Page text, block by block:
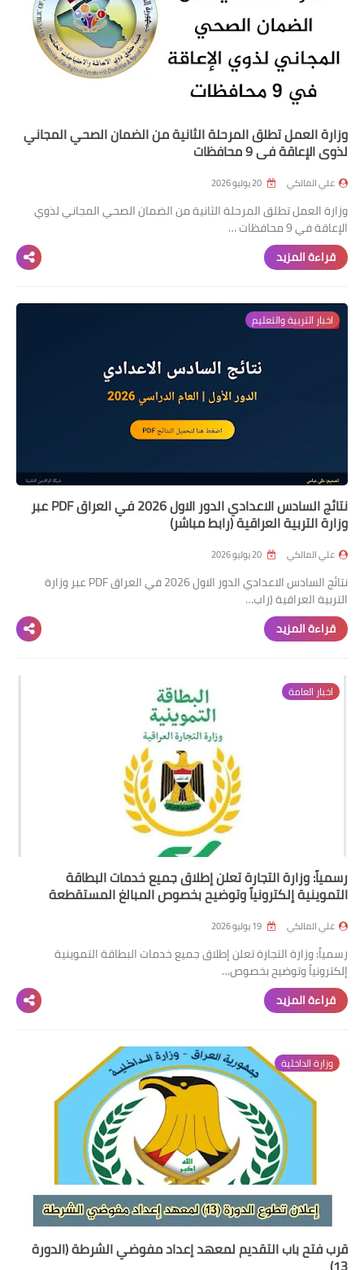
وزارة العمل تطلق المرحلة الثانية من الضمان الصحي المجاني
لذوي الإعاقة في 9 محافظات
علي المالكي
وزارة العمل تطلق المرحلة الثانية من الضمان الصحي المجاني لذوي
الإعاقة في 9 محافظات …
قراءة المزيد
اخبار التربية والتعليم
نتائج السادس الاعدادي الدور الاول 2026 في العراق PDF عبر
وزارة التربية العراقية (رابط مباشر)
علي المالكي
نتائج السادس الاعدادي الدور الاول 2026 في العراق PDF عبر وزارة
التربية العراقية (راب…
قراءة المزيد
اخبار العامة
رسمياً: وزارة التجارة تعلن إطلاق جميع خدمات البطاقة
التموينية إلكترونياً وتوضيح بخصوص المبالغ المستقطعة
علي المالكي
رسمياً: وزارة التجارة تعلن إطلاق جميع خدمات البطاقة التموينية
إلكترونياً وتوضيح بخصوص…
قراءة المزيد
وزارة الداخلية
قرب فتح باب التقديم لمعهد إعداد مفوضي الشرطة (الدورة